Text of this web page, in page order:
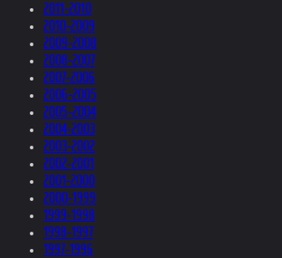
2011-2010
2010-2009
2009-2008
2008-2007
2007-2006
2006-2005
2005-2004
2004-2003
2003-2002
2002-2001
2001-2000
2000-1999
1999-1998
1998-1997
1997-1996